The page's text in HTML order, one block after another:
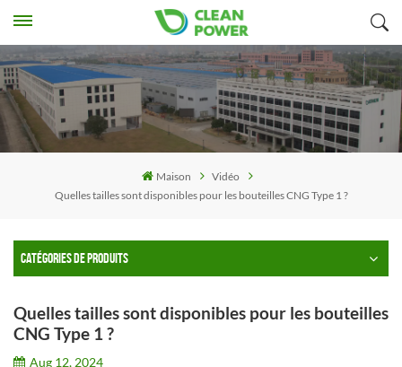
Maison
Vidéo
Quelles tailles sont disponibles pour les bouteilles CNG Type 1 ?
CATÉGORIES DE PRODUITS
Quelles tailles sont disponibles pour les bouteilles
CNG Type 1 ?
Aug 12, 2024